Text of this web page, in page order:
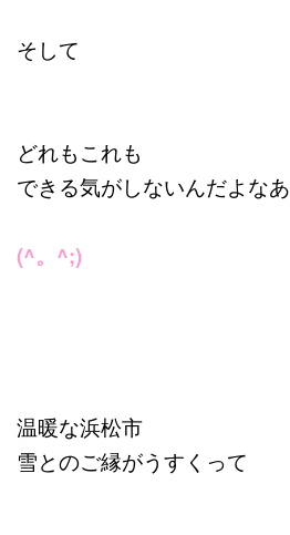
そして
どれもこれも
できる気がしないんだよなあ
(^。^;)
温暖な浜松市
雪とのご縁がうすくって